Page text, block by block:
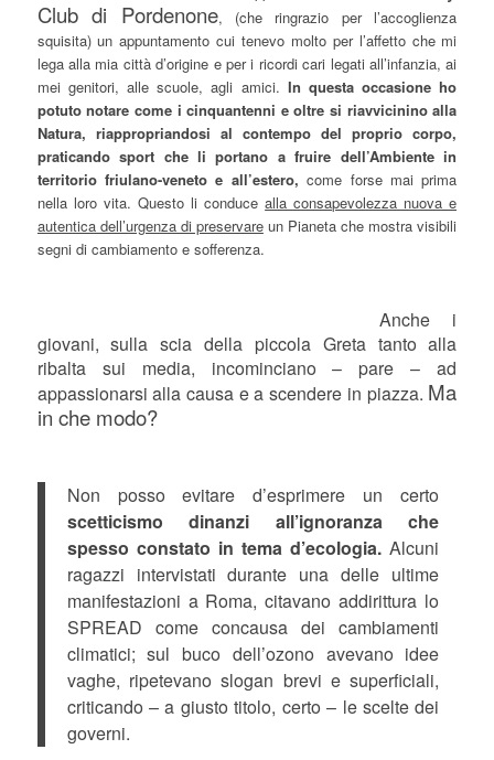
Club di Pordenone, (che ringrazio per l’accoglienza
squisita) un appuntamento cui tenevo molto per l’affetto che mi
lega alla mia città d’origine e per i ricordi cari legati all’infanzia, ai
mei genitori, alle scuole, agli amici. In questa occasione ho
potuto notare come i cinquantenni e oltre si riavvicinino alla
Natura, riappropriandosi al contempo del proprio corpo,
praticando sport che li portano a fruire dell’Ambiente in
territorio friulano-veneto e all’estero, come forse mai prima
nella loro vita. Questo li conducealla consapevolezza nuova e
autentica dell’urgenza di preservareun Pianeta che mostra visibili
segni di cambiamento e sofferenza.
Anche i
giovani, sulla scia della piccola Greta tanto alla
ribalta sui media, incominciano – pare – ad
appassionarsi alla causa e a scendere in piazza. Ma
in che modo?
Non posso evitare d’esprimere un certo
scetticismo dinanzi all’ignoranza che
spesso constato in tema d’ecologia. Alcuni
ragazzi intervistati durante una delle ultime
manifestazioni a Roma, citavano addirittura lo
SPREAD come concausa dei cambiamenti
climatici; sul buco dell’ozono avevano idee
vaghe, ripetevano slogan brevi e superficiali,
criticando – a giusto titolo, certo – le scelte dei
governi.